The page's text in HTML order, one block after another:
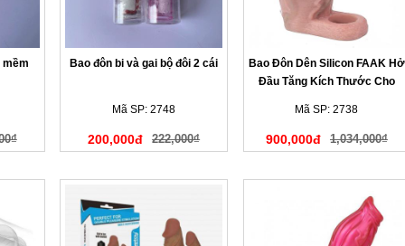
mềm Bao đôn bi và gai bộ đôi 2 cái
Mã SP: 2748
200,000đ 222,000₫
Bao Đôn Dên Silicon FAAK Hở
Đầu Tăng Kích Thước Cho
Mã SP: 2738
900,000đ 1,034,000₫